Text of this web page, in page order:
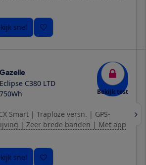
snel
Gazelle
Eclipse C380 LTD
750Wh
Bekijk test
Smart | Traploze versn. | GPS-
| Zeer brede banden | Met app
snel